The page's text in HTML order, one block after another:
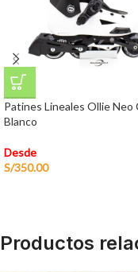
Patines Lineales Ollie Neo
Blanco
Desde
S/350.00
Productos